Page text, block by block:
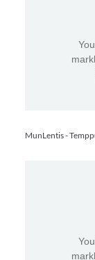
MunLentis -